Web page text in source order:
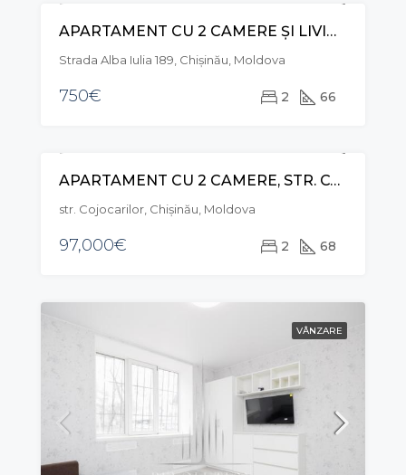
CHIRIE EXCLUSIVE
APARTAMENT CU 2 CAMERE ȘI LIVING, STR. ALBA IULIA, BUIUCANI
Strada Alba Iulia 189, Chișinău, Moldova
750€ 2 66
CHIRIE
APARTAMENT CU 2 CAMERE, STR. COJOCARILOR, CENTRU
str. Cojocarilor, Chișinău, Moldova
97,000€ 2 68
VÂNZARE